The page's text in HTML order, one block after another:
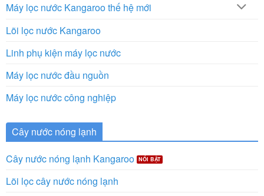
Máy lọc nước Kangaroo thế hệ mới
Lõi lọc nước Kangaroo
Linh phụ kiện máy lọc nước
Máy lọc nước đầu nguồn
Máy lọc nước công nghiệp
Cây nước nóng lạnh
Cây nước nóng lạnh Kangaroo
Lõi lọc cây nước nóng lạnh